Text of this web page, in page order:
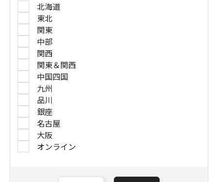
北海道
東北
関東
中部
関西
関東＆関西
中国四国
九州
品川
銀座
名古屋
大阪
オンライン